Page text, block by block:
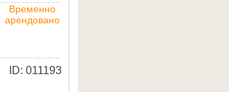
Временно
арендовано
ID: 011193